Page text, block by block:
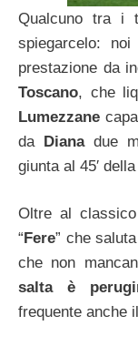
Qualcuno tra i
spiegarcelo: noi
prestazione da
Toscano, che
Lumezzane
da Dianadue
giunta al 45′
Oltre al
“Fere” che
che non
salta è
frequente anche